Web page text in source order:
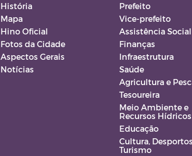
História
Mapa
Hino Oficial
Fotos da Cidade
Aspectos Gerais
Notícias
Prefeito
Vice-prefeito
Assistência Social
Finanças
Infraestrutura
Saúde
Agricultura e
Tesoureira
Meio Ambiente e
Recursos Hídricos
Educação
Cultura,
Turismo